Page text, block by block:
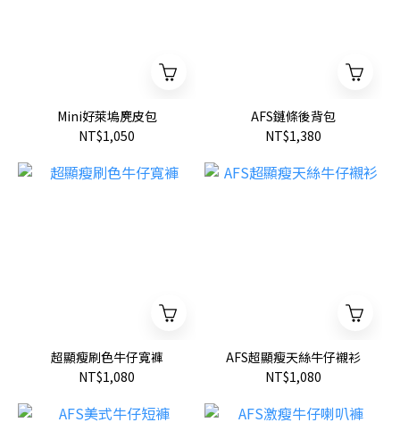
Mini好萊塢麂皮包
NT$1,050
AFS鏈條後背包
NT$1,380
超顯瘦刷色牛仔寬褲
NT$1,080
AFS超顯瘦天絲牛仔襯衫
NT$1,080